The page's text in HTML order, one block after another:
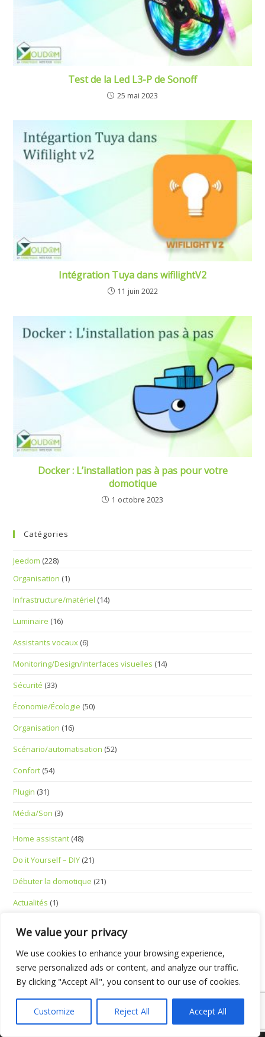
We value your privacy
We use cookies to enhance your browsing experience,
serve personalized ads or content, and analyze our traffic.
By clicking "Accept All", you consent to our use of cookies.
Customize Reject All Accept All
Test de la Led L3-P de Sonoff
25 mai 2023
Intégration Tuya dans wifilightV2
11 juin 2022
Docker : L’installation pas à pas pour votre
domotique
1 octobre 2023
Catégories
Jeedom (228)
Organisation (1)
Infrastructure/matériel (14)
Luminaire (16)
Assistants vocaux (6)
Monitoring/Design/interfaces visuelles (14)
Sécurité (33)
Économie/Écologie (50)
Organisation (16)
Scénario/automatisation (52)
Confort (54)
Plugin (31)
Média/Son (3)
Home assistant (48)
Do it Yourself – DIY (21)
Débuter la domotique (21)
Actualités (1)
Standalone Smart Devices